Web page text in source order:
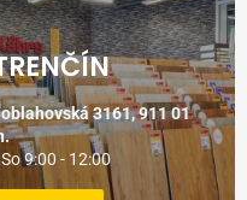
3161, 911 01
9:00 - 12:00